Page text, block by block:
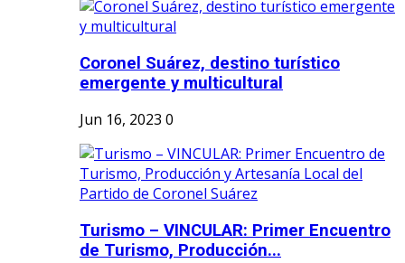
Coronel Suárez, destino turístico
emergente y multicultural
Jun 16, 2023 0
Turismo – VINCULAR: Primer Encuentro
de Turismo, Producción...